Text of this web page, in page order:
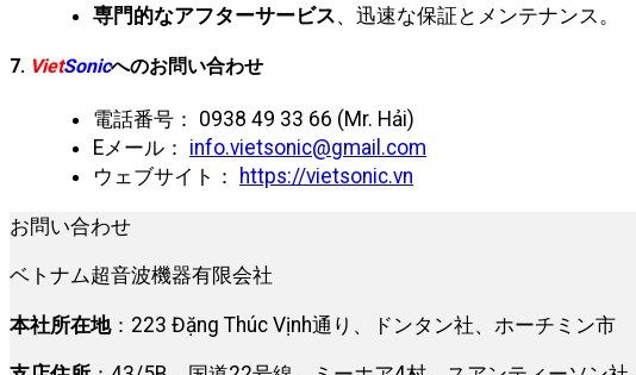
専門的なアフターサービス、迅速な保証とメンテナンス。
7. VietSonicへのお問い合わせ
電話番号： 0938 49 33 66 (Mr. Hải)
Eメール： info.vietsonic@gmail.com
ウェブサイト： https://vietsonic.vn
お問い合わせ
ベトナム超音波機器有限会社
本社所在地：223 Đặng Thúc Vịnh通り、ドンタン社、ホーチミン市